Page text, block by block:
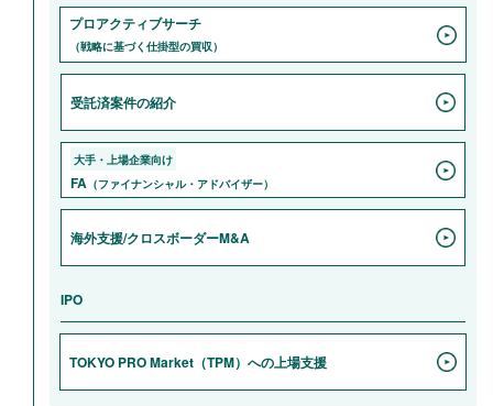
プロアクティブサーチ
（戦略に基づく仕掛型の買収）
受託済案件の紹介
大手・上場企業向け
FA （ファイナンシャル・アドバイザー）
海外支援/クロスボーダーM&A
IPO
TOKYO PRO Market（TPM）への上場支援